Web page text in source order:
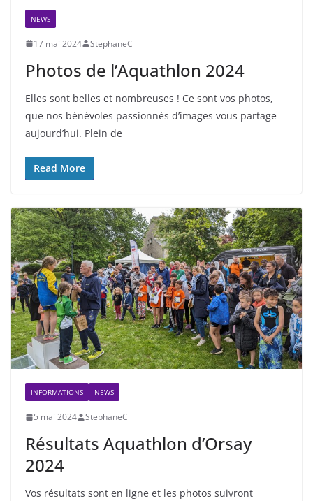
NEWS
17 mai 2024 StephaneC
Photos de l’Aquathlon 2024
Elles sont belles et nombreuses ! Ce sont vos photos,
que nos bénévoles passionnés d’images vous partage
aujourd’hui. Plein de
Read More
INFORMATIONS NEWS
5 mai 2024 StephaneC
Résultats Aquathlon d’Orsay
2024
Vos résultats sont en ligne et les photos suivront